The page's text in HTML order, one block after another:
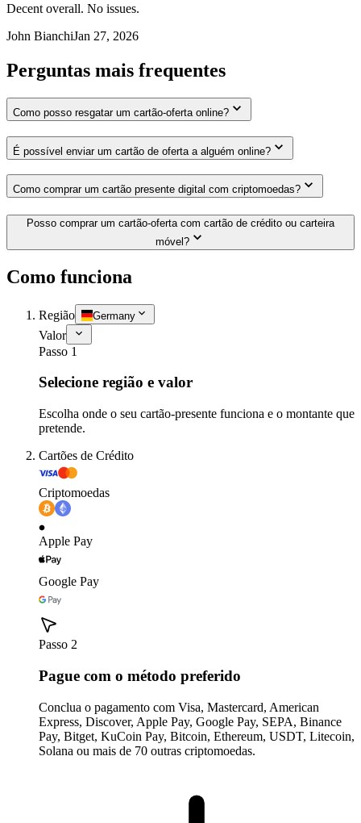
Decent overall. No issues.
John BianchiJan 27, 2026
Perguntas mais frequentes
Como posso resgatar um cartão-oferta online?
É possível enviar um cartão de oferta a alguém online?
Como comprar um cartão presente digital com criptomoedas?
Posso comprar um cartão-oferta com cartão de crédito ou carteira
móvel?
Como funciona
Região Germany
Valor
Passo 1
Selecione região e valor
Escolha onde o seu cartão-presente funciona e o montante que
pretende.
Cartões de Crédito
Criptomoedas
Apple Pay
Google Pay
Passo 2
Pague com o método preferido
Conclua o pagamento com Visa, Mastercard, American
Express, Discover, Apple Pay, Google Pay, SEPA, Binance
Pay, Bitget, KuCoin Pay, Bitcoin, Ethereum, USDT, Litecoin,
Solana ou mais de 70 outras criptomoedas.